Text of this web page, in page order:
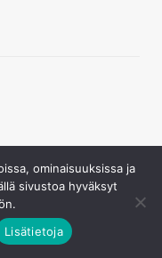
ominaisuuksissa ja
sivustoa hyväksyt
Lisätietoja